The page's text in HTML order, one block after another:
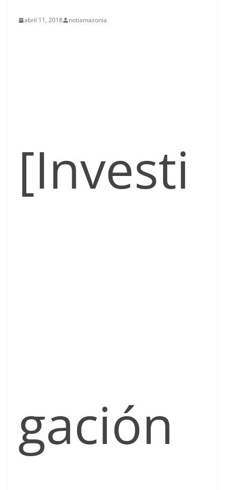
abril 11, 2018 notiamazonia
[Investi
gación